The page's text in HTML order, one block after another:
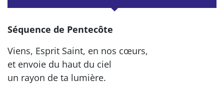
Séquence de Pentecôte
Viens, Esprit Saint, en nos cœurs,
et envoie du haut du ciel
un rayon de ta lumière.